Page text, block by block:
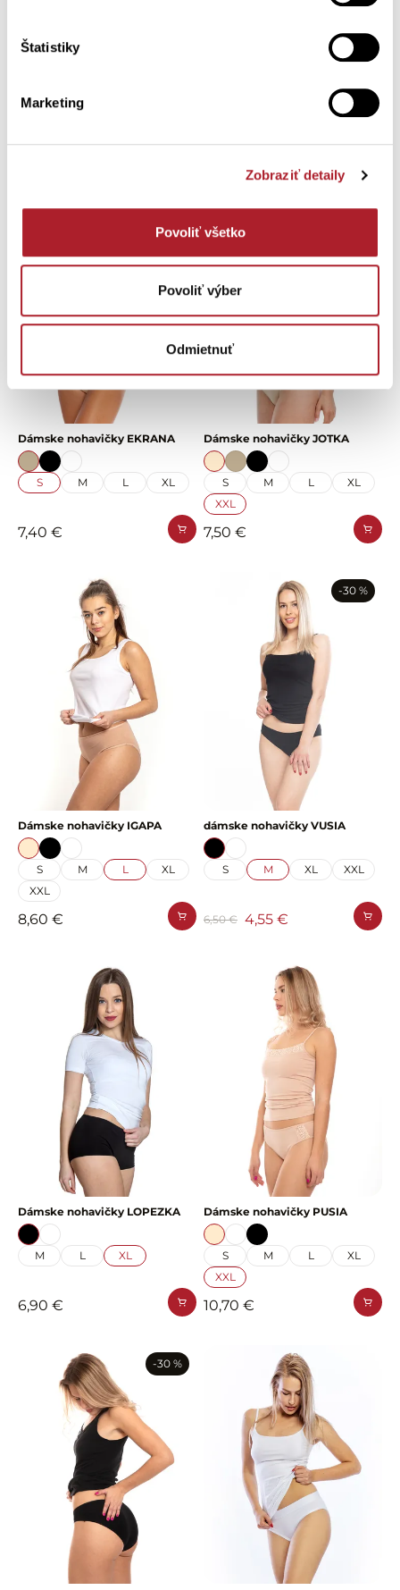
Štatistiky
Marketing
Zobraziť detaily
Povoliť všetko
Povoliť výber
Odmietnuť
Dámske nohavičky TENKA
S M
7,90 €
Dámske nohavičky TENKA s
XL
7,90 €
Dámske nohavičky EKRANA
S M L XL
7,40 €
Dámske nohavičky JOTKA
S M L
XL
XXL
7,50 €
Dámske nohavičky IGAPA
S M L
XL
XXL
8,60 €
-30 %
dámske nohavičky VUSIA
S M XL XXL
6,50 € 4,55 €
Dámske nohavičky LOPEZKA
M L XL
6,90 €
Dámske nohavičky PUSIA
S M L
XL
XXL
10,70 €
-30 %